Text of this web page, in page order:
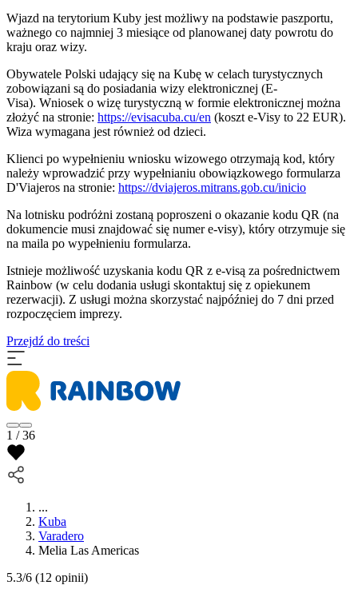
Wjazd na terytorium Kuby jest możliwy na podstawie paszportu,
ważnego co najmniej 3 miesiące od planowanej daty powrotu do
kraju oraz wizy.
Obywatele Polski udający się na Kubę w celach turystycznych
zobowiązani są do posiadania wizy elektronicznej (E-
Visa). Wniosek o wizę turystyczną w formie elektronicznej można
złożyć na stronie: https://evisacuba.cu/en (koszt e-Visy to 22 EUR).
Wiza wymagana jest również od dzieci.
Klienci po wypełnieniu wniosku wizowego otrzymają kod, który
należy wprowadzić przy wypełnianiu obowiązkowego formularza
D'Viajeros na stronie: https://dviajeros.mitrans.gob.cu/inicio
Na lotnisku podróżni zostaną poproszeni o okazanie kodu QR (na
dokumencie musi znajdować się numer e-visy), który otrzymuje się
na maila po wypełnieniu formularza.
Istnieje możliwość uzyskania kodu QR z e-visą za pośrednictwem
Rainbow (w celu dodania usługi skontaktuj się z opiekunem
rezerwacji). Z usługi można skorzystać najpóźniej do 7 dni przed
rozpoczęciem imprezy.
Przejdź do treści
1 / 36
...
Kuba
Varadero
Melia Las Americas
5.3/6 (12 opinii)